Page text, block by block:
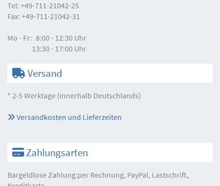
Tel: +49-711-21042-25
Fax: +49-711-21042-31
Mo - Fr: 8:00 - 12:30 Uhr
13:30 - 17:00 Uhr
Versand
* 2-5 Werktage (innerhalb Deutschlands)
Versandkosten und Lieferzeiten
Zahlungsarten
Bargeldlose Zahlung:per Rechnung, PayPal, Lastschrift,